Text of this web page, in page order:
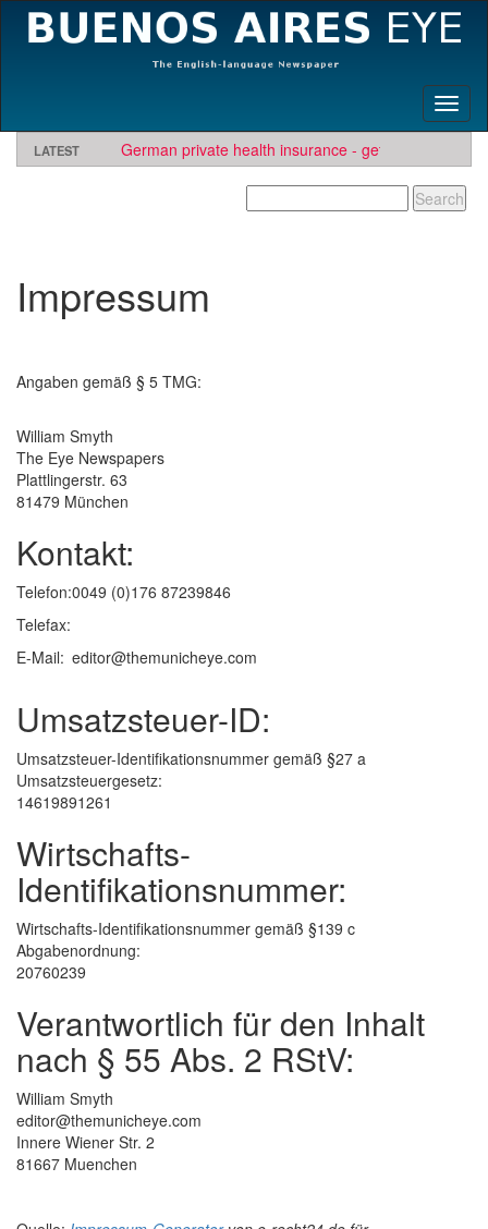
LATEST
German private health insurance - get quote and find
insurer
Looking for software development or engineering
BAE needs travel writers.Contact us here
Impressum
Angaben gemäß § 5 TMG:
William Smyth
The Eye Newspapers
Plattlingerstr. 63
81479 München
Kontakt:
Telefon:0049 (0)176 87239846
Telefax:
E-Mail: editor@themunicheye.com
Umsatzsteuer-ID:
Umsatzsteuer-Identifikationsnummer gemäß §27 a
Umsatzsteuergesetz:
14619891261
Wirtschafts-
Identifikationsnummer:
Wirtschafts-Identifikationsnummer gemäß §139 c
Abgabenordnung:
20760239
Verantwortlich für den Inhalt
nach § 55 Abs. 2 RStV:
William Smyth
editor@themunicheye.com
Innere Wiener Str. 2
81667 Muenchen